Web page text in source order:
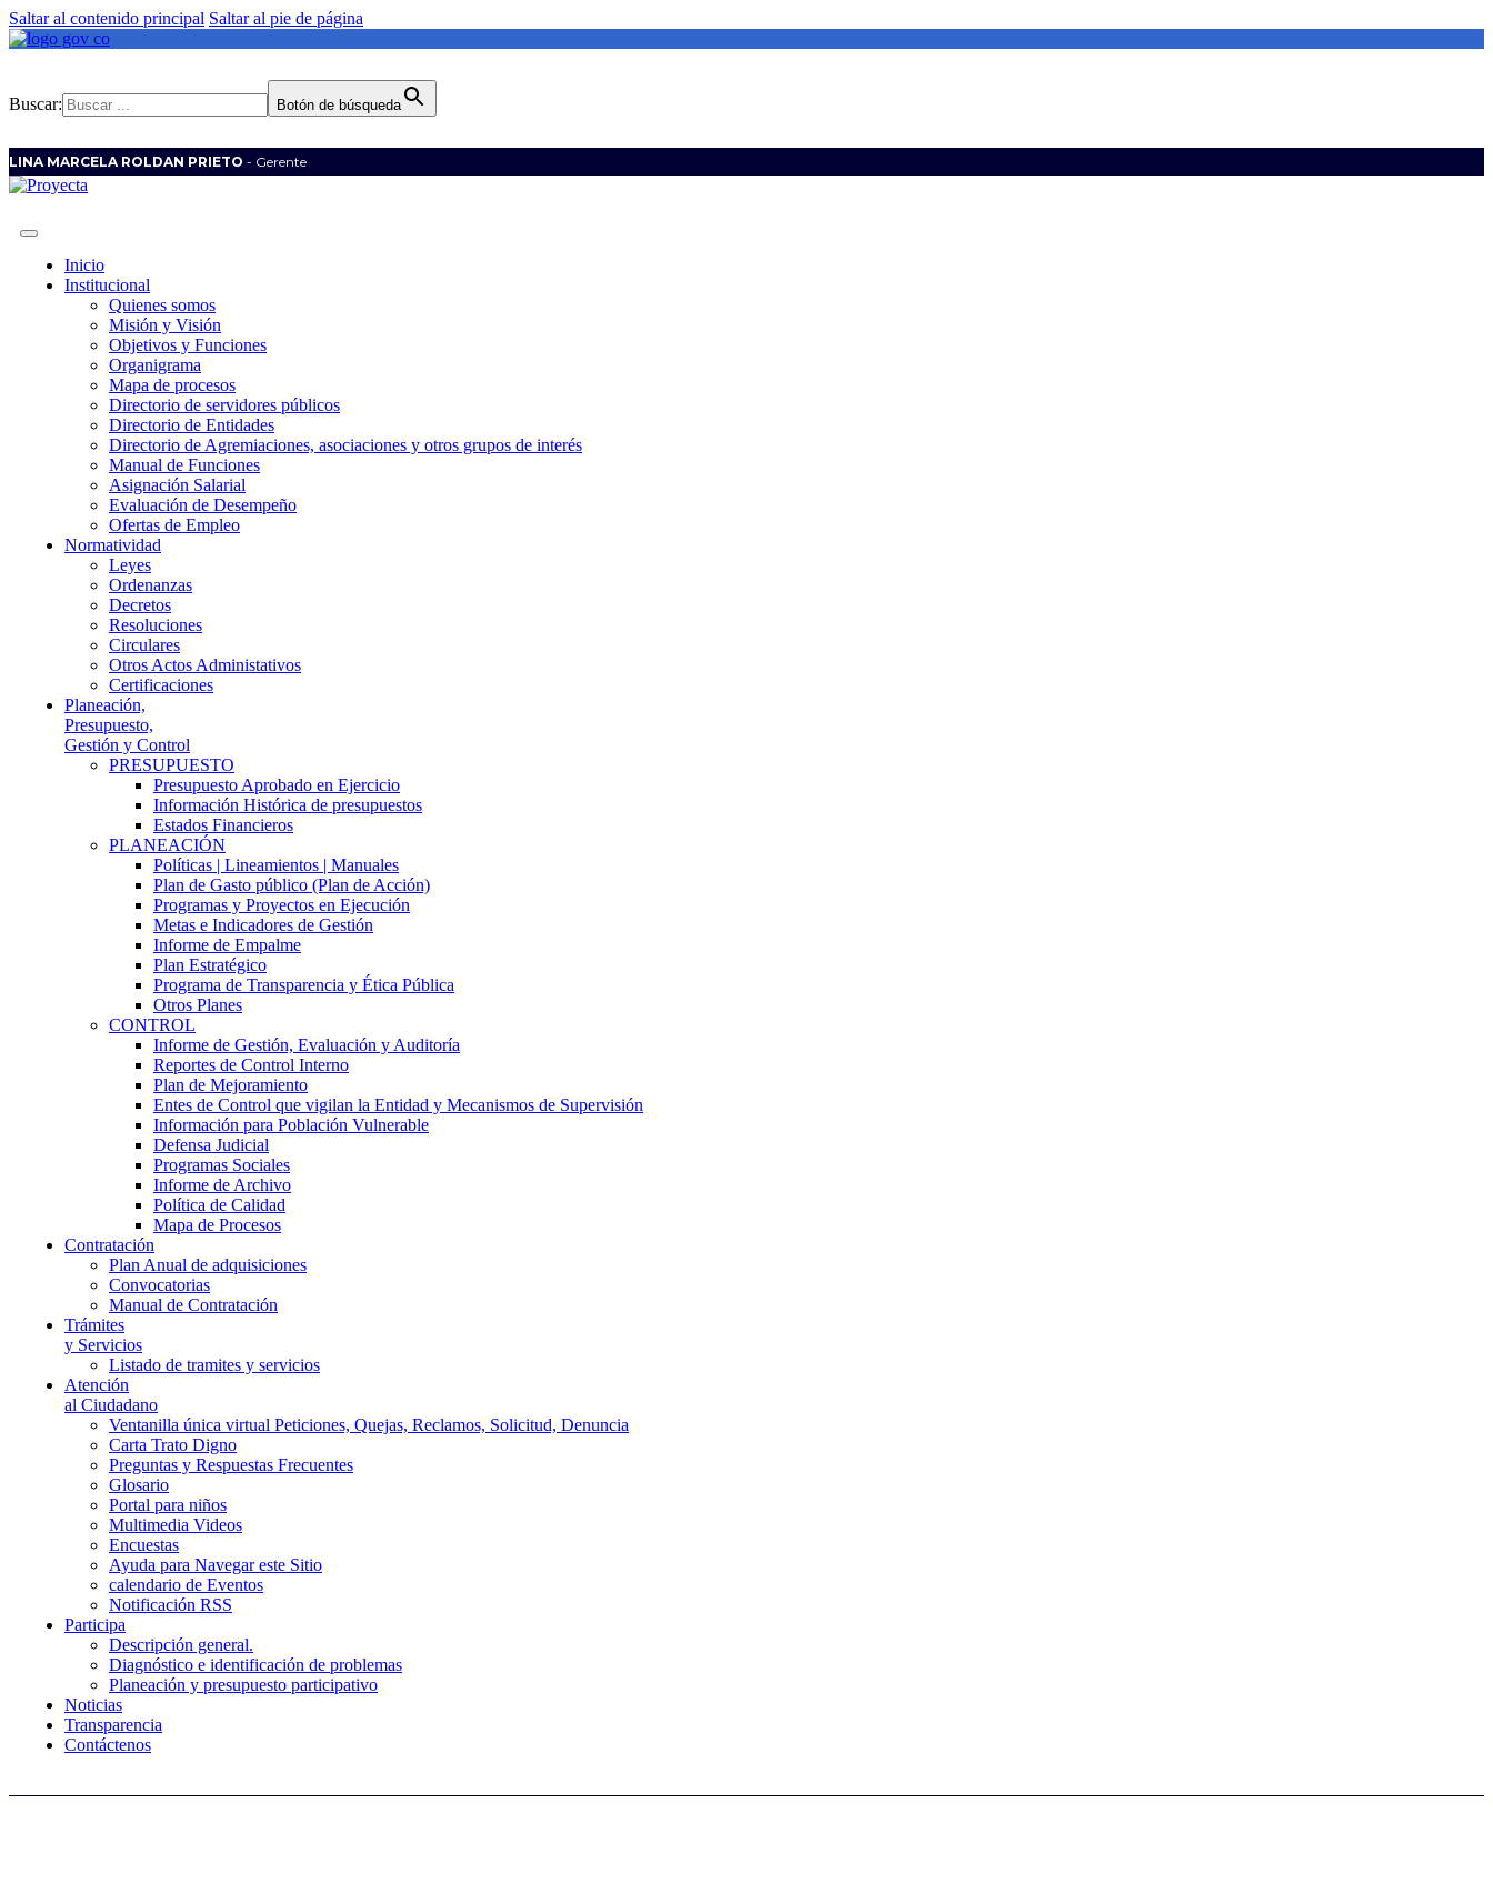
Saltar al contenido principal Saltar al pie de página
Buscar: Botón de búsqueda
LINA MARCELA ROLDAN PRIETO - Gerente
Inicio
Institucional
Quienes somos
Misión y Visión
Objetivos y Funciones
Organigrama
Mapa de procesos
Directorio de servidores públicos
Directorio de Entidades
Directorio de Agremiaciones, asociaciones y otros grupos de interés
Manual de Funciones
Asignación Salarial
Evaluación de Desempeño
Ofertas de Empleo
Normatividad
Leyes
Ordenanzas
Decretos
Resoluciones
Circulares
Otros Actos Administativos
Certificaciones
Planeación,
Presupuesto,
Gestión y Control
PRESUPUESTO
Presupuesto Aprobado en Ejercicio
Información Histórica de presupuestos
Estados Financieros
PLANEACIÓN
Políticas | Lineamientos | Manuales
Plan de Gasto público (Plan de Acción)
Programas y Proyectos en Ejecución
Metas e Indicadores de Gestión
Informe de Empalme
Plan Estratégico
Programa de Transparencia y Ética Pública
Otros Planes
CONTROL
Informe de Gestión, Evaluación y Auditoría
Reportes de Control Interno
Plan de Mejoramiento
Entes de Control que vigilan la Entidad y Mecanismos de Supervisión
Información para Población Vulnerable
Defensa Judicial
Programas Sociales
Informe de Archivo
Política de Calidad
Mapa de Procesos
Contratación
Plan Anual de adquisiciones
Convocatorias
Manual de Contratación
Trámites
y Servicios
Listado de tramites y servicios
Atención
al Ciudadano
Ventanilla única virtual Peticiones, Quejas, Reclamos, Solicitud, Denuncia
Carta Trato Digno
Preguntas y Respuestas Frecuentes
Glosario
Portal para niños
Multimedia Videos
Encuestas
Ayuda para Navegar este Sitio
calendario de Eventos
Notificación RSS
Participa
Descripción general.
Diagnóstico e identificación de problemas
Planeación y presupuesto participativo
Noticias
Transparencia
Contáctenos